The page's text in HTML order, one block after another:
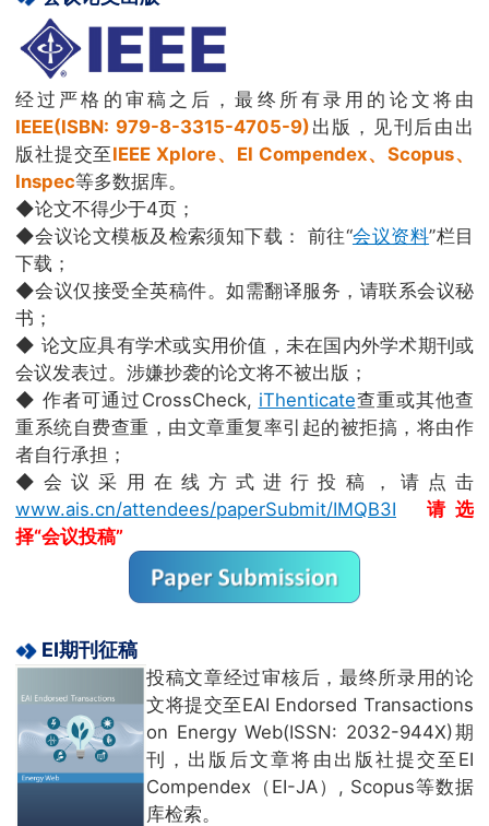
经过严格的审稿之后，最终所有录用的论文将由
IEEE(ISBN: 979-8-3315-4705-9) 出版，见刊后由出
版社提交至IEEE Xplore、EI Compendex、Scopus、
Inspec等多数据库。
◆论文不得少于4页；
◆会议论文模板及检索须知下载： 前往“会议资料”栏目
下载；
◆会议仅接受全英稿件。如需翻译服务，请联系会议秘
书；
◆ 论文应具有学术或实用价值，未在国内外学术期刊或
会议发表过。涉嫌抄袭的论文将不被出版；
◆ 作者可通过CrossCheck, iThenticate查重或其他查
重系统自费查重，由文章重复率引起的被拒搞，将由作
者自行承担；
◆会议采用在线方式进行投稿，请点击
www.ais.cn/attendees/paperSubmit/IMQB3I
请选
择“会议投稿”
EI期刊征稿
投稿文章经过审核后，最终所录用的论
文将提交至EAI Endorsed Transactions
on Energy Web(ISSN: 2032-944X)期
刊，出版后文章将由出版社提交至EI
Compendex（EI-JA）, Scopus等数据
库检索。